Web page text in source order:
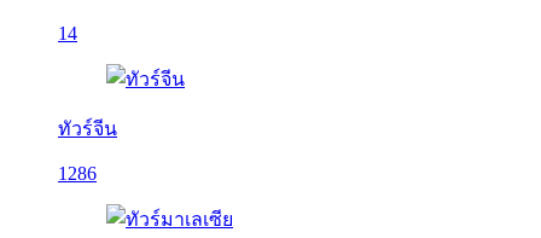
14
ทัวร์จีน
1286